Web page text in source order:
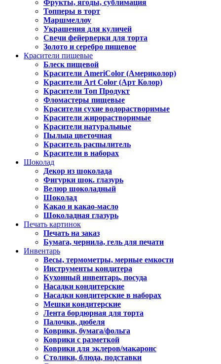
Фрукты, ягоды, сублимация
Топперы в торт
Маршмеллоу
Украшения для куличей
Свечи фейерверки для торта
Золото и серебро пищевое
Красители пищевые
Блеск пищевой
Красители AmeriColor (Америколор)
Красители Art Color (Арт Колор)
Красители Топ Продукт
Фломастеры пищевые
Красители сухие водорастворимые
Красители жирорастворимые
Красители натуральные
Пыльца цветочная
Краситель распылитель
Красители в наборах
Шоколад
Декор из шоколада
Фигурки шок. глазурь
Велюр шоколадный
Шоколад
Какао и какао-масло
Шоколадная глазурь
Печать картинок
Печать на заказ
Бумага, чернила, гель для печати
Инвентарь
Весы, термометры, мерные емкости
Инструменты кондитера
Кухонный инвентарь, посуда
Насадки кондитерские
Насадки кондитерские в наборах
Мешки кондитерские
Лента бордюрная для торта
Палочки, дюбеля
Коврики, бумага/фольга
Коврики с разметкой
Коврики для эклеров/макаронс
Столики, блюда, подставки